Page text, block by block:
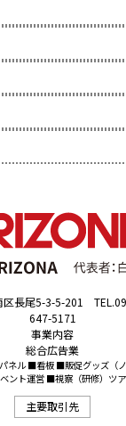
区長尾5-3-5-201
647-5171
事業内容
総合広告業
ル ■看板 ■販促グッズ（
ト運営 ■視察（研修）ツア
主要取引先